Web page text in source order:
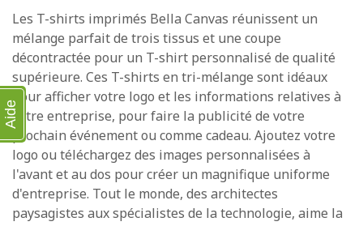
Les T-shirts imprimés Bella Canvas réunissent un
mélange parfait de trois tissus et une coupe
décontractée pour un T-shirt personnalisé de qualité
supérieure. Ces T-shirts en tri-mélange sont idéaux
pour afficher votre logo et les informations relatives à
votre entreprise, pour faire la publicité de votre
prochain événement ou comme cadeau. Ajoutez votre
logo ou téléchargez des images personnalisées à
l'avant et au dos pour créer un magnifique uniforme
d'entreprise. Tout le monde, des architectes
paysagistes aux spécialistes de la technologie, aime la
Aide